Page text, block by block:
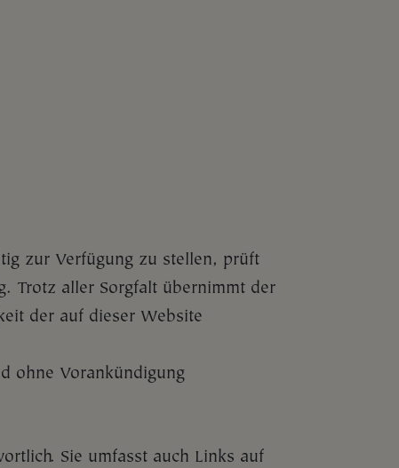
zur Verfügung zu stellen, prüft
Trotz aller Sorgfalt übernimmt der
der auf dieser Website
ohne Vorankündigung
Sie umfasst auch Links auf